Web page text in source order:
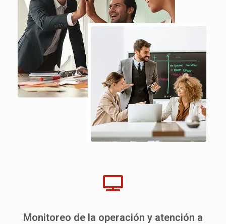
Monitoreo de la operación y atención a